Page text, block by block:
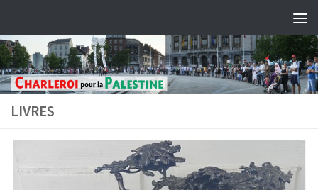
LIVRES